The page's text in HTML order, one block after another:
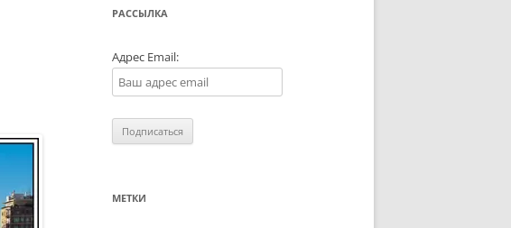
РАССЫЛКА
Адрес Email:
МЕТКИ